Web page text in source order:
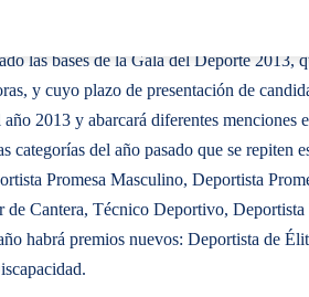
las bases de la Gala del Deporte
y cuyo plazo de presentación de
2013 y abarcará diferentes menciones
categorías del año pasado que se
Promesa Masculino, Deportista
de Cantera, Técnico Deportivo,
habrá premios nuevos: Deportista de